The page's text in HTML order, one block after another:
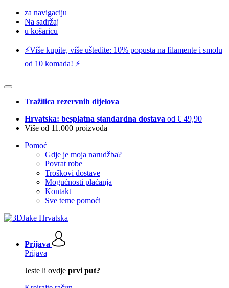
za navigaciju
Na sadržaj
u košaricu
⚡️Više kupite, više uštedite: 10% popusta na filamente i smolu
od 10 komada! ⚡️
Tražilica rezervnih dijelova
Hrvatska: besplatna standardna dostava od € 49,90
Više od 11.000 proizvoda
Pomoć
Gdje je moja narudžba?
Povrat robe
Troškovi dostave
Mogućnosti plaćanja
Kontakt
Sve teme pomoći
Prijava
Prijava
Jeste li ovdje prvi put?